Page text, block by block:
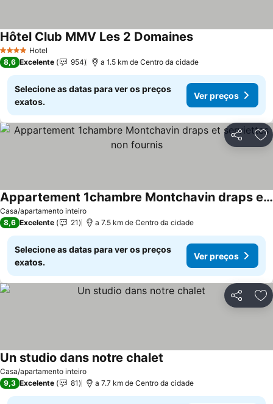
4 EstrelasHotel
Hôtel Club MMV Les 2 Domaines
8,6 Excelente 954 a 1.5 km de Centro da cidade
Selecione as datas para ver os preços
exatos.
Ver preços
Partilhar
Casa/apartamento inteiro
Appartement 1chambre Montchavin draps et serviettes non fournis
8,6 Excelente 21 a 7.5 km de Centro da cidade
Selecione as datas para ver os preços
exatos.
Ver preços
Partilhar
Casa/apartamento inteiro
Un studio dans notre chalet
9,3 Excelente 81 a 7.7 km de Centro da cidade